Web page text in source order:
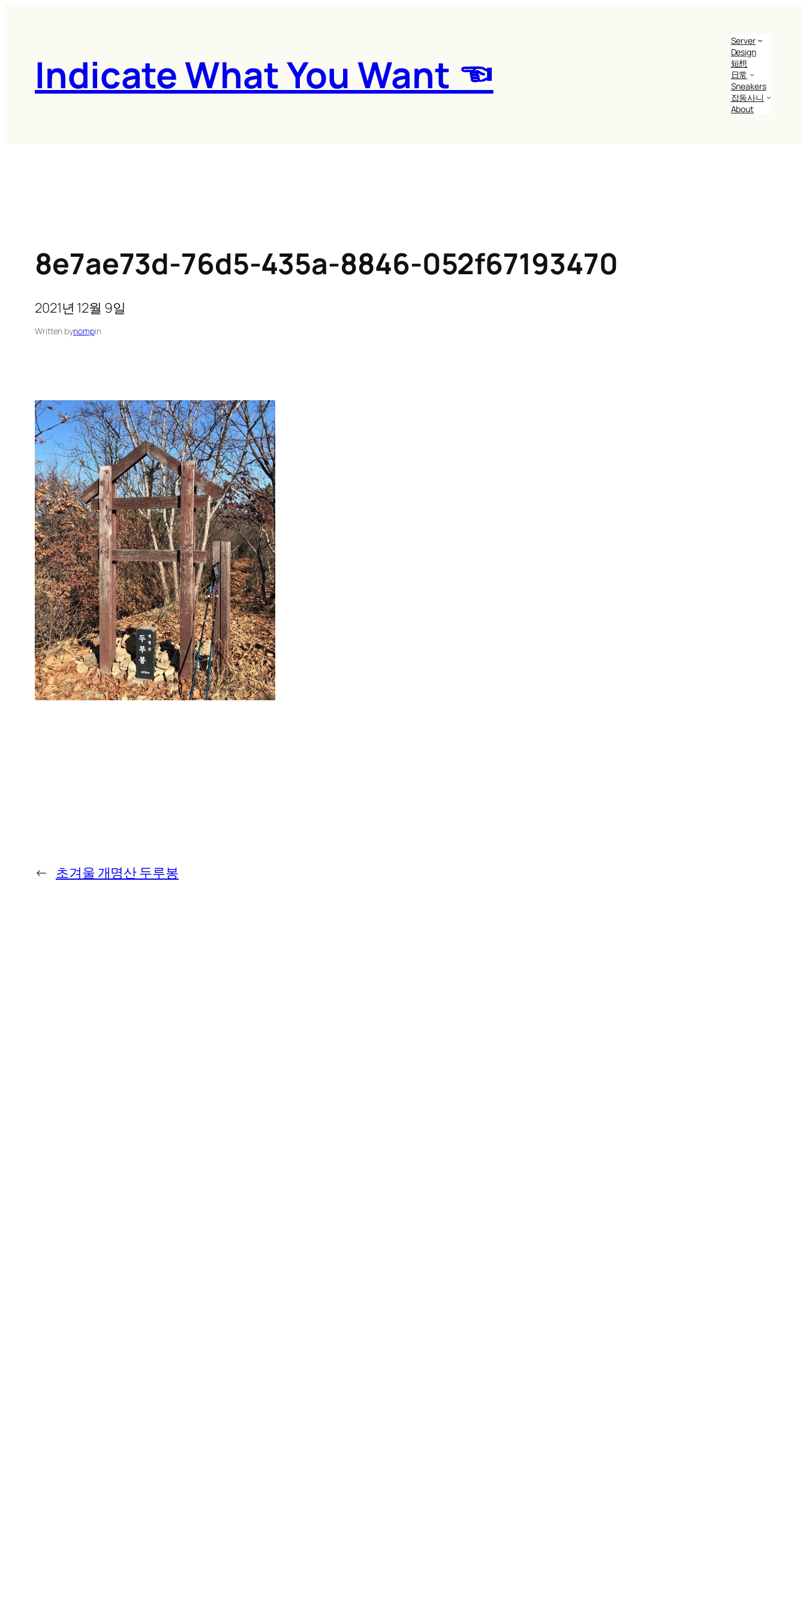
Indicate What You Want ☜
Server
Design
短想
日常
Sneakers
잡동사니
About
8e7ae73d-76d5-435a-8846-052f67193470
2021년 12월 9일
Written bynompin
← 초겨울 개명산 두루봉